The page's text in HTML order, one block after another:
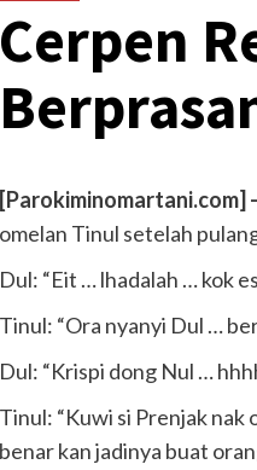
Cerpen
[Parokiminomartani.com]
omelan Tinul setelah
Dul: “Eit … lhadalah … kok
Tinul: “Ora nyanyi Dul …
Dul: “Krispi dong Nul …
Tinul: “Kuwi si Prenjak nak
benar kan jadinya buat